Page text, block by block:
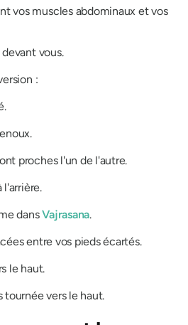
vos muscles abdominaux et vos
vous.
:
proches l'un de l'autre.
l'arrière.
dansVajrasana.
entre vos pieds écartés.
le haut.
tournée vers le haut.